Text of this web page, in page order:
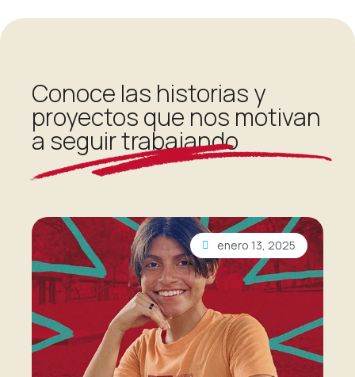
Conoce las historias y
proyectos que nos motivan
a seguir trabajando
enero 13, 2025